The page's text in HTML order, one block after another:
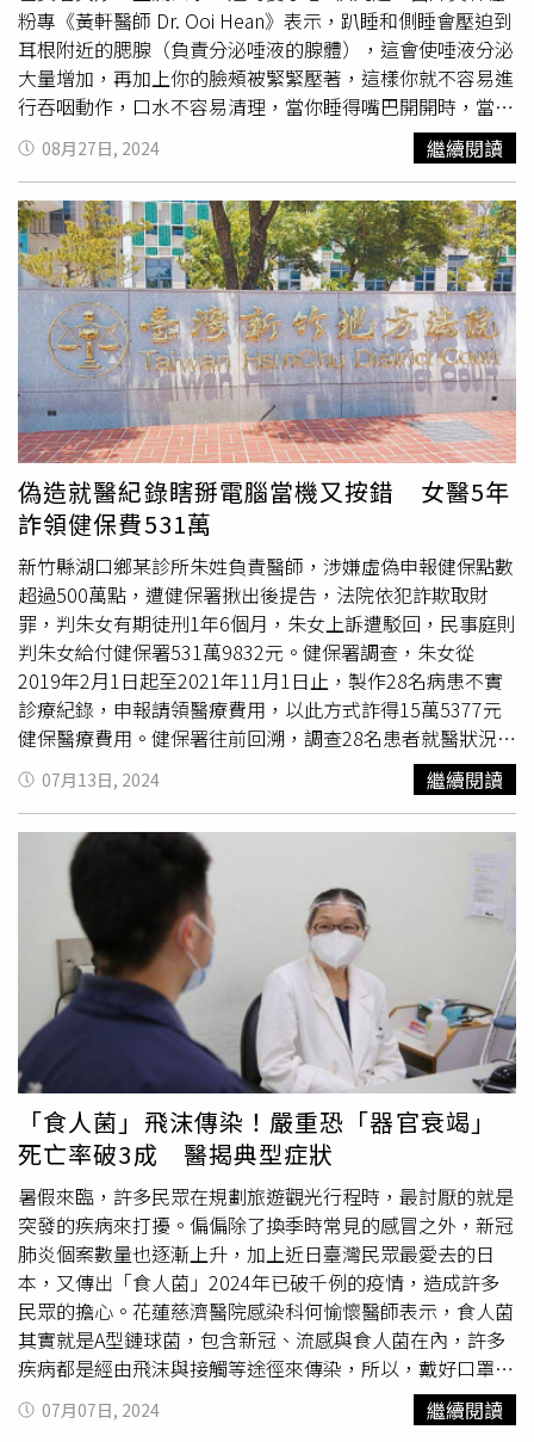
嗝，或是胸口具有灼熱酸苦感。三、「易緊張焦慮的心理體
質」，患者往往會在忙碌於其他事時反而減輕喉嚨卡卡症
狀，卻會在不斷專注及測試吞嚥動作中感覺到強烈的異物
感。而「吞嚥困難」則往往暗示著食道病變，除了耳鼻喉科
的「咽喉內視鏡」檢查之外，胃腸科的「上消化道內視鏡檢
查」（胃鏡檢查）是非常必要的！陳弘晉提醒，以上每個病
人背後原因的比重會不太相同，經由醫師評估檢查，並針對
原因找出適當用藥，多數病人都會得到不錯的治療效果。
粉專《黃軒醫師 Dr. Ooi Hean》表示，趴睡和側睡會壓迫到
耳根附近的腮腺（負責分泌唾液的腺體），這會使唾液分泌
大量增加，再加上你的臉頰被緊緊壓著，這樣你就不容易進
行吞咽動作，口水不容易清理，當你睡得嘴巴開開時，當然
口水就容易流出來了。此外，太累了也會一直流口水，黃軒
指出，有時候，你過度疲勞會影響神經系統的正常功能，當
你太累時，更容易進入深度睡眠階段，在這個階段，你整個
人都很放鬆，控制唾液吞咽的面部和喉嚨神經肌肉也處於完
全放鬆的狀態，因此你的口水不太受控制，容易流出來了。
黃軒說，如果你的睡姿正確，並且沒有太累，但還是發現自
己莫名其妙一直流口水，這時要小心4個問題：1.口腔衛生
問題當你口腔有潰瘍，牙齦發炎，或你戴著牙套、剛戴上活
動假牙，這些都會刺激口腔，導致口水分泌增多。2.上呼吸
道問題當你常常有鼻炎、鼻竇炎、咽喉炎，這些都容易使你
的鼻腔和咽喉不通，你就會容易常常打開嘴巴呼吸，尤其是
睡覺的時候。那些打鼾的人，常常醒來時枕頭都是口水的痕
跡，大家有注意到嗎？只要上呼吸道阻塞，你就會張大嘴巴
呼吸，口水就會容易外流。3.腦神經問題一些腦神經疾病，
例如腦中風、巴金森氏症，這些會影響臉部肌肉的協調，舌
咽動作失調，會導致口水到處流。4.胃食道逆流那些有食道
癌、食道潰瘍、胃潰瘍及火燒心的病人，在睡夢中也會過度
刺激口腔，導致口水分泌過多，不過上述這些問題，除了在
睡覺時容易流口水，還會伴隨其他主要疾病的症狀，例如，
如果是巴金森氏症，他們除了睡覺流了一堆口水在枕頭，平
常還會有手抖、行動不便等症狀。
08月27日, 2024 繼續閱讀
偽造就醫紀錄瞎掰電腦當機又按錯 女醫5年
詐領健保費531萬
新竹縣湖口鄉某診所朱姓負責醫師，涉嫌虛偽申報健保點數
超過500萬點，遭健保署揪出後提告，法院依犯詐欺取財
罪，判朱女有期徒刑1年6個月，朱女上訴遭駁回，民事庭則
判朱女給付健保署531萬9832元。健保署調查，朱女從
2019年2月1日起至2021年11月1日止，製作28名病患不實
診療紀錄，申報請領醫療費用，以此方式詐得15萬5377元
健保醫療費用。健保署往前回溯，調查28名患者就醫狀況，
發現違規申報比例達100％，即全數遭朱女「同日多刷健保
卡而虛偽拆報醫療費用」情形，推估朱女於2017年3月1日
起至2022年2月28日期間，申請的531萬4614點健保點數均
虛偽申報。朱女辯稱1天刷多次是看診期間要解釋病情，還
要繕打病歷，忙中有錯而未注意電腦系統當機，才會不小心
重複登記多次，法官駁斥電腦持續當機2年不去修理，有違
常理。有病患指出，當初是去看勃起障礙疾病，但病歷卻記
載急性咽喉炎。也有病患因將健保卡遺忘在診所，竟憑空多
出10筆包括皮膚炎、急性結膜炎、急性支氣管炎等就醫紀
錄。朱女辯稱是因為上傳資料失敗，電腦公司指示要登錄別
的藥才會成功，多出的10筆就醫紀錄是因為要找該名病患的
電話，不小心按到看診病例。新竹地院法官認為朱女行為顯
然欺瞞健保署，並從中牟利，破壞珍貴公共資源，審酌朱女
當庭指健保署為詐騙集團等犯後還矢口否認，依犯詐欺取財
罪，判處有期徒刑1年6個月，民事部分給付531萬9832元。
07月13日, 2024 繼續閱讀
「食人菌」飛沫傳染！嚴重恐「器官衰竭」
死亡率破3成 醫揭典型症狀
暑假來臨，許多民眾在規劃旅遊觀光行程時，最討厭的就是
突發的疾病來打擾。偏偏除了換季時常見的感冒之外，新冠
肺炎個案數量也逐漸上升，加上近日臺灣民眾最愛去的日
本，又傳出「食人菌」2024年已破千例的疫情，造成許多
民眾的擔心。花蓮慈濟醫院感染科何愉懷醫師表示，食人菌
其實就是A型鏈球菌，包含新冠、流感與食人菌在內，許多
疾病都是經由飛沫與接觸等途徑來傳染，所以，戴好口罩、
常洗手就能有效預防。A型鏈球菌是一種常見的細菌，因為
傷口感染後，常會出現組織壞死僵硬的情況，外觀看起來就
07月07日, 2024 繼續閱讀